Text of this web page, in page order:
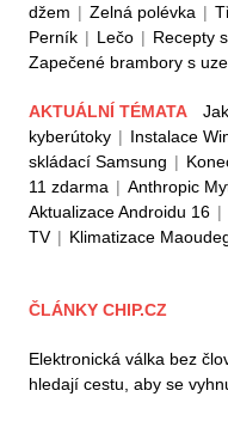
džem | Zelná polévka |
Perník | Lečo | Recepty
Zapečené brambory s
AKTUÁLNÍ TÉMATA
kyberútoky | Instalace
skládací Samsung |
11 zdarma | Anthropic
Aktualizace Androidu 16 |
TV | Klimatizace
ČLÁNKY CHIP.CZ
Elektronická válka bez
hledají cestu, aby se